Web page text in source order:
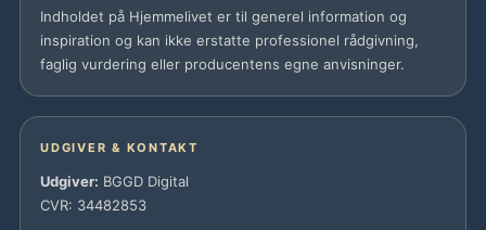
Indholdet på Hjemmelivet er til generel information og
inspiration og kan ikke erstatte professionel rådgivning,
faglig vurdering eller producentens egne anvisninger.
UDGIVER & KONTAKT
Udgiver: BGGD Digital
CVR: 34482853